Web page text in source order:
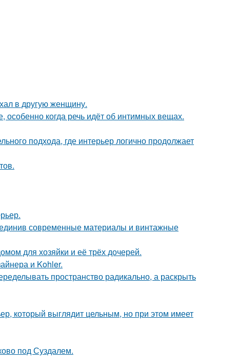
в другую женщину.
особенно когда речь идёт об интимных вещах.
подхода, где интерьер логично продолжает
современные материалы и винтажные
для хозяйки и её трёх дочерей.
и Kohler.
пространство радикально, а раскрыть
который выглядит цельным, но при этом имеет
под Суздалем.